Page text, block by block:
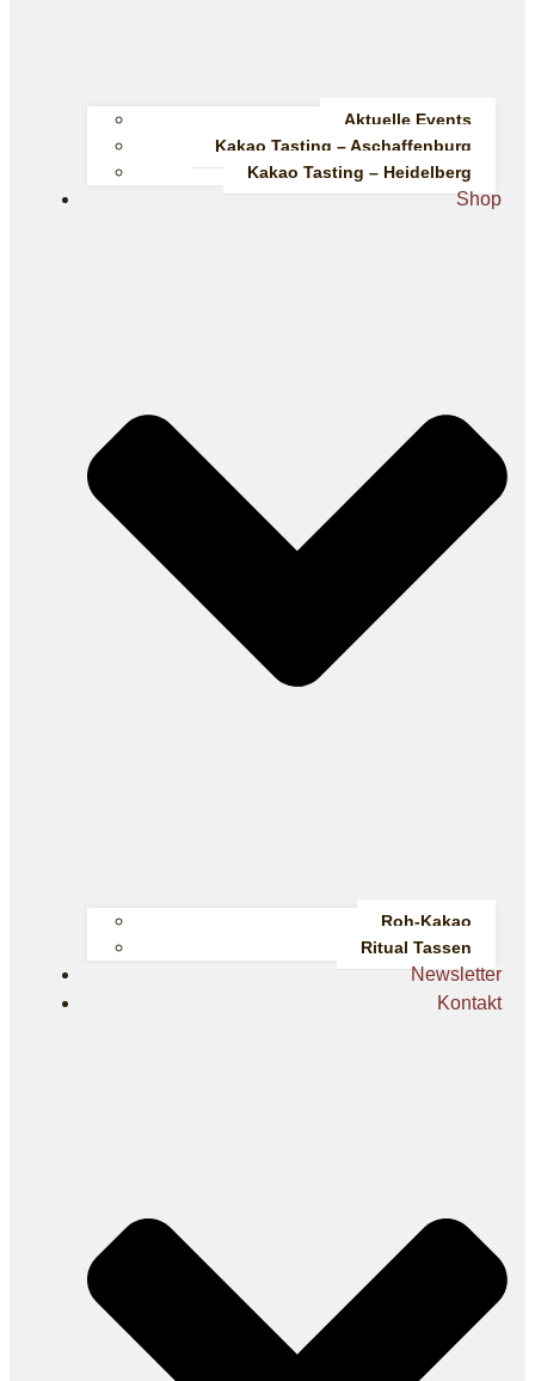
Aktuelle Events
Kakao Tasting – Aschaffenburg
Kakao Tasting – Heidelberg
Shop
Roh-Kakao
Ritual Tassen
Newsletter
Kontakt